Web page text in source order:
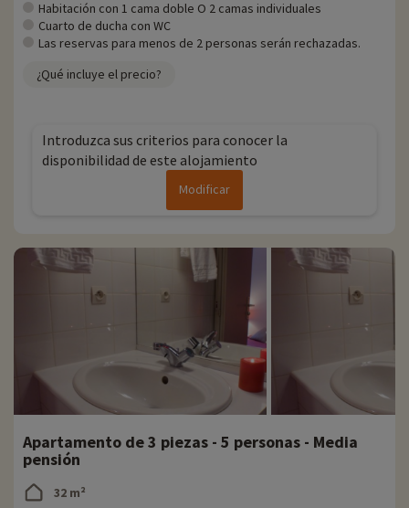
directamente en línea una vez elegido el alojamiento, ¡y puede
descubrirlas
haciendo clic aquí!
Para más información
Habitación con 1 cama doble O 2 camas individuales
Cuarto de ducha con WC
Las reservas para menos de 2 personas serán rechazadas.
¿Qué incluye el precio?
Introduzca sus criterios para conocer la
disponibilidad de este alojamiento
Modificar
Apartamento de 3 piezas - 5 personas - Media
pensión
32 m²